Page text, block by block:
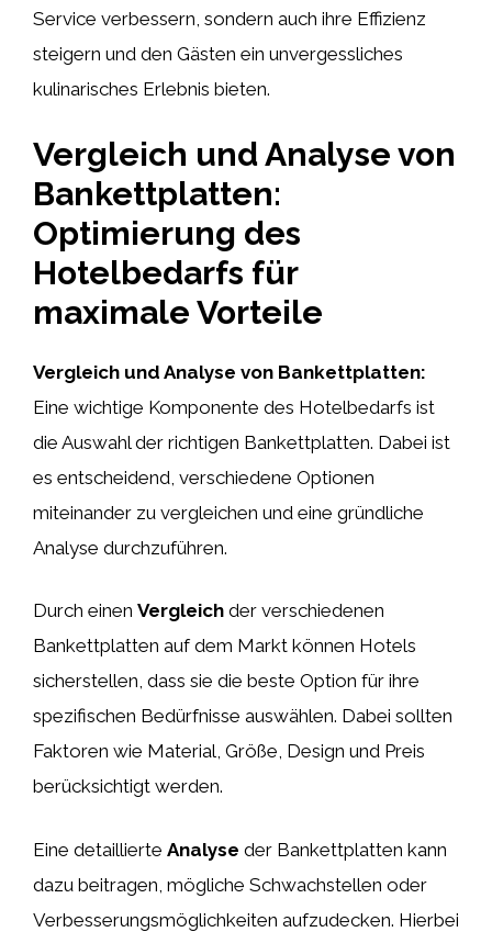
Service verbessern, sondern auch ihre Effizienz
steigern und den Gästen ein unvergessliches
kulinarisches Erlebnis bieten.
Vergleich und Analyse von
Bankettplatten:
Optimierung des
Hotelbedarfs für
maximale Vorteile
Vergleich und Analyse von Bankettplatten:
Eine wichtige Komponente des Hotelbedarfs ist
die Auswahl der richtigen Bankettplatten. Dabei ist
es entscheidend, verschiedene Optionen
miteinander zu vergleichen und eine gründliche
Analyse durchzuführen.
Durch einen Vergleich der verschiedenen
Bankettplatten auf dem Markt können Hotels
sicherstellen, dass sie die beste Option für ihre
spezifischen Bedürfnisse auswählen. Dabei sollten
Faktoren wie Material, Größe, Design und Preis
berücksichtigt werden.
Eine detaillierte Analyse der Bankettplatten kann
dazu beitragen, mögliche Schwachstellen oder
Verbesserungsmöglichkeiten aufzudecken. Hierbei